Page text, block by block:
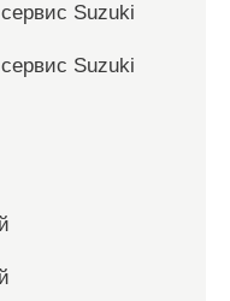
Suzuki
Suzuki